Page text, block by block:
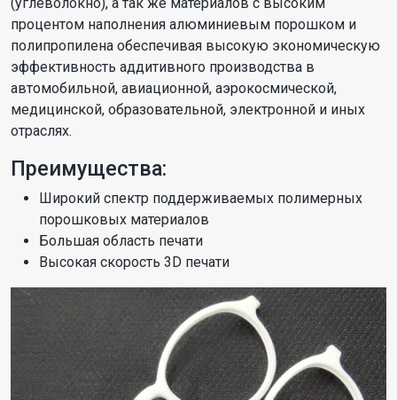
процентом наполнения алюминиевым порошком и
полипропилена обеспечивая высокую экономическую
эффективность аддитивного производства в
автомобильной, авиационной, аэрокосмической,
медицинской, образовательной, электронной и иных
отраслях.
Преимущества:
Широкий спектр поддерживаемых полимерных
порошковых материалов
Большая область печати
Высокая скорость 3D печати